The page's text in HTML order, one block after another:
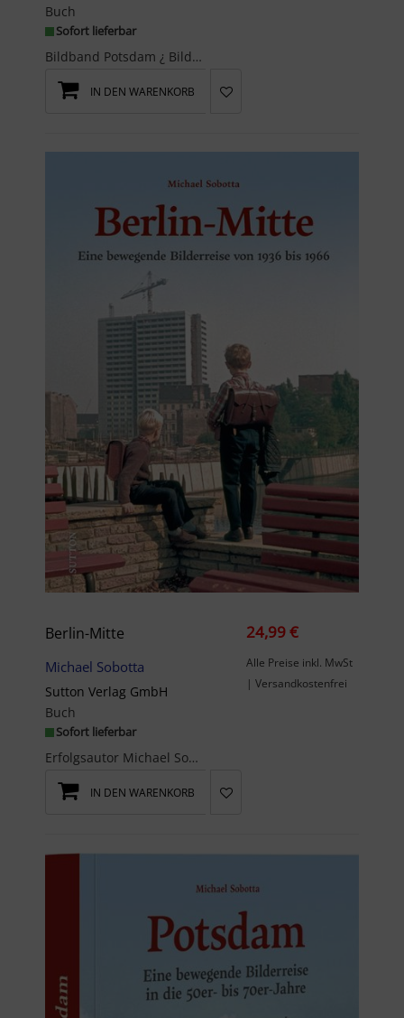
Buch
Sofort lieferbar
Bildband Potsdam ¿ Bilder aus dem alten PotsdamMichael Sobotta, in Berlin geboren und lei...
IN DEN WARENKORB
Berlin-Mitte
Michael Sobotta
Sutton Verlag GmbH
Buch
Sofort lieferbar
Erfolgsautor Michael Sobotta präsentiert rund 160 überwiegend unveröffentlichte Fotoschätze aus B...
24,99 €
Alle Preise inkl. MwSt
| Versandkostenfrei
IN DEN WARENKORB